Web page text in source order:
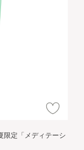
限定「メディテーシ